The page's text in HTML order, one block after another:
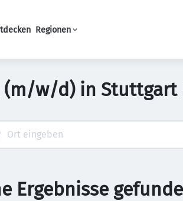
Regionen
w/d) in Stuttgart
Ergebnisse